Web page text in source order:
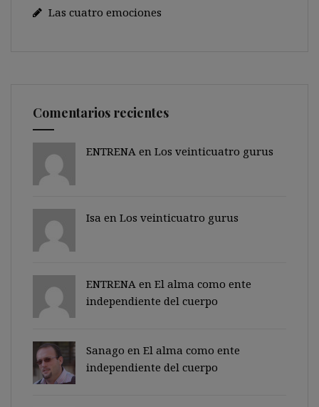
Las cuatro emociones
Comentarios recientes
ENTRENA en Los veinticuatro gurus
Isa en Los veinticuatro gurus
ENTRENA en El alma como ente
independiente del cuerpo
Sanago en El alma como ente
independiente del cuerpo